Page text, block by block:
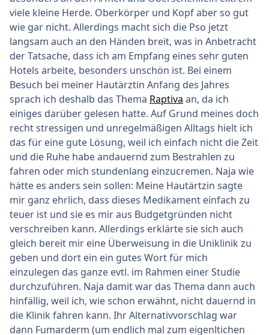
viele kleine Herde. Oberkörper und Kopf aber so gut
wie gar nicht. Allerdings macht sich die Pso jetzt
langsam auch an den Händen breit, was in Anbetracht
der Tatsache, dass ich am Empfang eines sehr guten
Hotels arbeite, besonders unschön ist. Bei einem
Besuch bei meiner Hautärztin Anfang des Jahres
sprach ich deshalb das Thema Raptiva an, da ich
einiges darüber gelesen hatte. Auf Grund meines doch
recht stressigen und unregelmäßigen Alltags hielt ich
das für eine gute Lösung, weil ich einfach nicht die Zeit
und die Ruhe habe andauernd zum Bestrahlen zu
fahren oder mich stundenlang einzucremen. Naja wie
hätte es anders sein sollen: Meine Hautärtzin sagte
mir ganz ehrlich, dass dieses Medikament einfach zu
teuer ist und sie es mir aus Budgetgründen nicht
verschreiben kann. Allerdings erklärte sie sich auch
gleich bereit mir eine Überweisung in die Uniklinik zu
geben und dort ein ein gutes Wort für mich
einzulegen das ganze evtl. im Rahmen einer Studie
durchzuführen. Naja damit war das Thema dann auch
hinfällig, weil ich, wie schon erwähnt, nicht dauernd in
die Klinik fahren kann. Ihr Alternativvorschlag war
dann Fumarderm (um endlich mal zum eigenltichen